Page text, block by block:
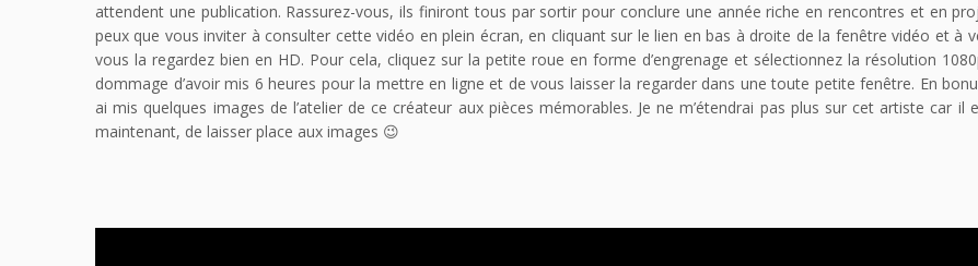
attendent une publication. Rassurez-vous, ils finiront tous par sortir pour conclure une année riche en rencontres et en
peux que vous inviter à consulter cette vidéo en plein écran, en cliquant sur le lien en bas à droite de la fenêtre vidéo et à
vous la regardez bien en HD. Pour cela, cliquez sur la petite roue en forme d’engrenage et sélectionnez la résolution
dommage d’avoir mis 6 heures pour la mettre en ligne et de vous laisser la regarder dans une toute petite fenêtre. En
ai mis quelques images de l’atelier de ce créateur aux pièces mémorables. Je ne m’étendrai pas plus sur cet artiste car il
maintenant, de laisser place aux images 😉